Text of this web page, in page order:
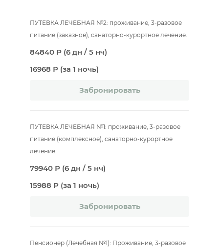
ПУТЕВКА ЛЕЧЕБНАЯ №2: проживание, 3-разовое
питание (заказное), санаторно-курортное лечение.
84840 Р (6 дн / 5 нч)
16968 Р (за 1 ночь)
Забронировать
ПУТЕВКА ЛЕЧЕБНАЯ №1: проживание, 3-разовое
питание (комплексное), санаторно-курортное
лечение.
79940 Р (6 дн / 5 нч)
15988 Р (за 1 ночь)
Забронировать
Пенсионер (Лечебная №1): Проживание, 3-разовое